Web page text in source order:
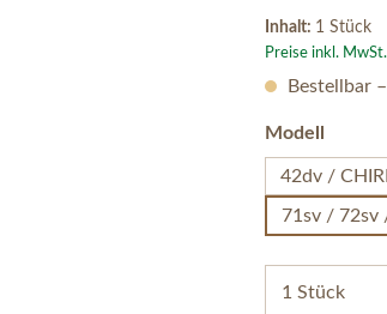
Inhalt: 1 Stück
Preise inkl.
Bestellbar
Modell
42dv /
71sv / 72sv